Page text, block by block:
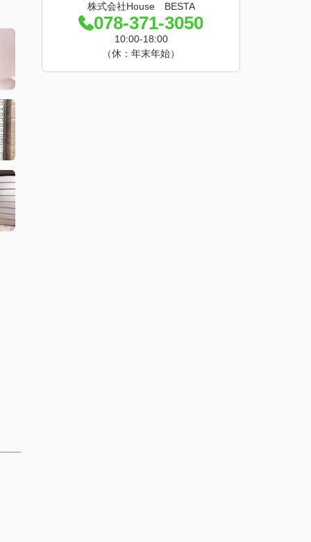
株式会社House BESTA
078-371-3050
10:00-18:00
（休：年末年始）